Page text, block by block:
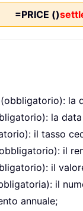
=PRICE ()
(obbligatorio): la
la
il tasso
il
il
il
annuale;